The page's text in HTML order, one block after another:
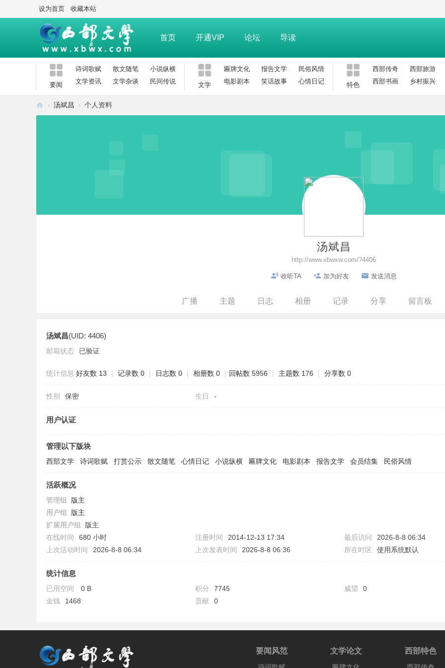
设为首页 收藏本站
首页 开通VIP 论坛 导读
要闻
诗词歌赋 散文随笔
小说纵横
文学资讯
文学杂谈 民间传说 文学
匾牌文化 报告文学
民俗风情
电影剧本
笑话故事 心情日记 特色
西部传奇
西部旅游
西部书画
乡村振兴
› 汤斌昌 › 个人资料
汤斌昌
http://www.xbwxw.com/?4406
收听TA 加为好友 发送消息
广播 主题 日志 相册 记录 分享 留言板
汤斌昌(UID: 4406)
邮箱状态 已验证
统计信息 好友数 13 | 记录数 0 | 日志数 0 | 相册数 0 | 回帖数 5956 | 主题数 176 | 分享数 0
性别 保密 生日 -
用户认证
管理以下版块
西部文学 诗词歌赋 打赏公示 散文随笔 心情日记 小说纵横 匾牌文化 电影剧本 报告文学 会员结集 民俗风情
活跃概况
管理组 版主
用户组 版主
扩展用户组 版主
在线时间
680 小时 注册时间 2014-12-13 17:34 最后访问
2026-8-8 06:34
上次活动时间
2026-8-8 06:34 上次发表时间 2026-8-8 06:36 所在时区 使用系统默认
统计信息
已用空间 0 B 积分 7745 威望
0
金钱
1468 贡献 0
要闻风范 文学论文 西部特色